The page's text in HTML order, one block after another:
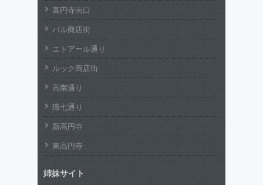
高円寺南口
パル商店街
エトアール通り
ルック商店街
高南通り
環七通り
新高円寺
東高円寺
姉妹サイト